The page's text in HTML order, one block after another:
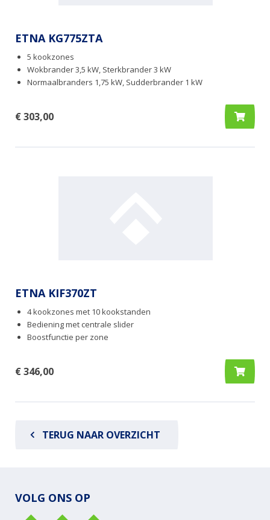
ETNA KG775ZTA
5 kookzones
Wokbrander 3,5 kW, Sterkbrander 3 kW
Normaalbranders 1,75 kW, Sudderbrander 1 kW
€ 303,00
ETNA KIF370ZT
4 kookzones met 10 kookstanden
Bediening met centrale slider
Boostfunctie per zone
€ 346,00
TERUG NAAR OVERZICHT
VOLG ONS OP